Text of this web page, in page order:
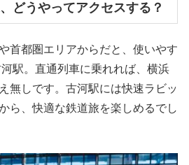
どうやってアクセスする？
首都圏エリアからだと、使いやす
駅。直通列車に乗れれば、横浜
無しです。古河駅には快速ラビッ
ら、快適な鉄道旅を楽しめるでし